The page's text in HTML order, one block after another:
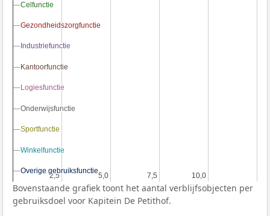
2,5
2,5 5,0
5,0 7,5
7,5 10,0
10,0
Celfunctie
Celfunctie
Gezondheidszorgfunctie
Gezondheidszorgfunctie
Industriefunctie
Industriefunctie
Kantoorfunctie
Kantoorfunctie
Logiesfunctie
Logiesfunctie
Onderwijsfunctie
Onderwijsfunctie
Sportfunctie
Sportfunctie
Winkelfunctie
Winkelfunctie
Overige gebruiksfunctie
Overige gebruiksfunctie
Bovenstaande grafiek toont het aantal verblijfsobjecten per
gebruiksdoel voor Kapitein De Petithof.